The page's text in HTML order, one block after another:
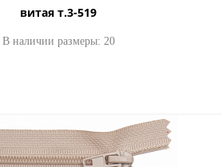
витая т.3-519
В наличии размеры: 20